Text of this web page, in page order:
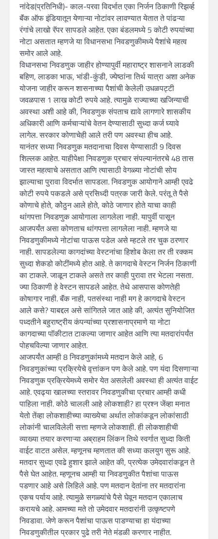
नांदेड(प्रतिनिधी)- काल-परवा विदर्भात एका निर्जन ठिकाणी रिझर्व्ह
बॅंक ऑफ इंडियातून येणाऱ्या नोटांवर लावण्यात येतात ते पांढऱ्या
रंगांचे लाखो रॅपर सापडले आहेत. एका बंडलमध्ये 5 कोटी रुपयांच्या
नोटा असतात म्हणजे या विधानसभा निवडणुकीमध्ये पैशांचे महत्व
समोर आले आहे.
विधानसभा निवडणुक जाहीर होण्यापुर्वी महाराष्ट्र शासनाने लाडकी
बहिण, लाडका भाऊ, भांडी-कुंडी, ज्येष्ठांना तिर्थ यात्रा अशा अनेक
योजना जाहीर करून शासनाच्या पैशांची केलेली उधळपट्टी
जवळपास 1 लाख कोटी रुपये आहे. त्यामुळे राज्याच्या खजिन्याची
अवस्था अशी आहे की, निवडणुक संपताच द्यावे लागणारे शासकीय
अधिकारी आणि कर्मचाऱ्यांचे वेतन देण्यासाठी सुध्दा कर्ज घ्यावे
लागेल. सरकार कोणाचेही आले तरी पण अवस्था हीच आहे.
यानंतर सध्या निवडणुक मतदानाचा दिवस येण्यासाठी 9 दिवस
शिल्लक आहेत. याहीपेक्षा निवडणुक प्रचार संपल्यानंतरचे 48 तास
जास्त महत्वाचे असतात आणि त्यासाठी वेगळ्या नोटांची सोय
झाल्याचा पुरावा विदर्भात सापडला. निवडणुक आयोगाने आम्ही एवढे
कोटी रुपये पकडले असे प्रसिध्दी पत्रक जारी केले. परंतू ते पैसे
कोणाचे होते, कोेठुन आले होते, कोठे जाणार होते याचा काही
थांगपत्ता निवडणुक आयोगाला लागलेला नाही. यापुर्वी पासून
आजपर्यंत असा कोणताच थांगपत्ता लागलेला नाही. म्हणजे या
निवडणुकीमध्ये नोटांचा पाऊस पडेल असे म्हटले तर चुक ठरणार
नाही. सापडलेल्या कागदांच्या वेस्टनांचा हिशोब केला तर ती रक्कम
सुध्दा शेकडो कोटींमध्ये होत आहे. ते कागदाचे वेस्टन निर्जन ठिकाणी
का टाकले. जाळून टाकले असते तर काही पुरावा तर भेटला नसता.
ज्या ठिकाणी हे वेस्टन सापडले आहेत. तेथे आसपास कोणतेही
कोषागार नाही. बॅंक नाही, पतसंस्था नाही मग हे कागदाचे वेस्टन
आले कसे? याबद्दल असे सांगितले जात आहे की, अत्यंत सुनियोजित
पध्दतीने बहुराष्ट्रीय कंपन्यांच्या प्रशासनाप्रमाणे या नोटा
कागदाच्या पॉकीटात टाकल्या जाणार आहेत आणि त्या मतदारांपर्यंत
पोहचविल्या जाणार आहेत.
आजपर्यंत आम्ही 8 निवडणुकांमध्ये मतदान केले आहे, 6
निवडणुकांच्या प्रक्रियेचे वृत्तांकन पण केले आहे. पण यंदा दिसणाऱ्या
निवडणुक प्रक्रियेमध्ये समोर येत असलेली अवस्था ही अत्यंत वाईट
आहे. एवढ्या खालच्या स्तरावर निवडणुकीचा प्रचार आम्ही कधी
पाहिला नाही. कोठे चालली आहे लोकशाही? हा प्रश्न जेंव्हा मनात
येतो तेंव्हा लोकशाहीच्या व्याख्येचा अर्थात लोकांकडून लोकांसाठी
लोकांनी चालविलेली सत्ता म्हणजे लोकशाही. ही लोकशाहीची
व्याख्या तयार करणाऱ्या अब्राहम लिंकन तिथे स्वर्गात सुध्दा किती
वाईट वाटत असेल. म्हणूनच म्हणतात की सध्या कलयुग सुरू आहे.
मतदार सुध्दा एवढे हुशार झाले आहेत की, प्रत्येक उमेदवारांकडून ते
पैसे घेत आहेत. म्हणूनच आम्ही या निवडणुकीत पैशांचा पाऊस
पडणार आहे असे लिहिले आहे. पण मतदान देतांना तर मतदारांना
एकच पर्याय आहे. त्यामुळे सगळ्यांचे पैसे घेवून मतदान एकालाच
करायचे आहे. आमच्या मते तो उमेदवार मतदारांनी उत्कृष्टपणे
निवडावा. जेणे करून पैशांचा पाऊस पाडण्याचा हा यंदाच्या
निवडणुकीतील प्रकार पुढे तरी नेते मंडळी करणार नाहीत.